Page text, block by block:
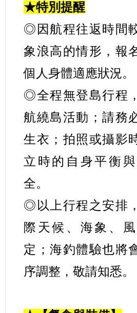
★特別提醒
◎因航程往返時間
象浪高的情形，報
個人身體適應狀況。
◎全程無登島行程
航繞島活動；請務
生衣；拍照或攝影
立時的自身平衡
全。
◎以上行程之安排
際天候、海象、
定；海釣體驗也將
序調整，敬請知悉。